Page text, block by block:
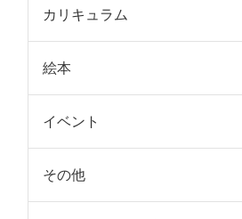
カリキュラム
絵本
イベント
その他